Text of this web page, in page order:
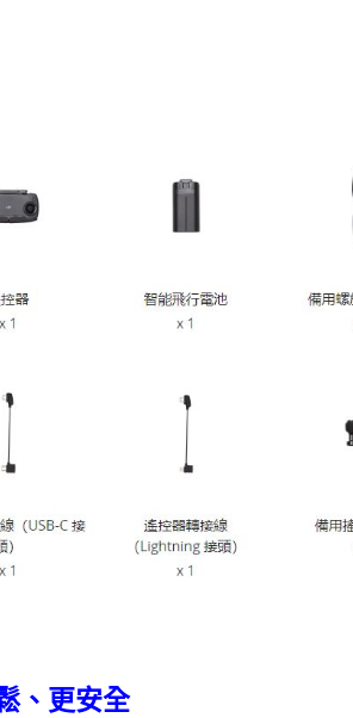
、更安全